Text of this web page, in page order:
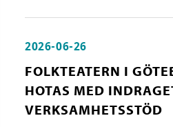
2026-06-26
FOLKTEATERN I
HOTAS MED
VERKSAMHETSSTÖD